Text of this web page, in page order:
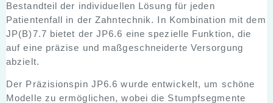
Bestandteil der individuellen Lösung für jeden
Patientenfall in der Zahntechnik. In Kombination mit dem
JP(B)7.7 bietet der JP6.6 eine spezielle Funktion, die
auf eine präzise und maßgeschneiderte Versorgung
abzielt.
Der Präzisionspin JP6.6 wurde entwickelt, um schöne
Modelle zu ermöglichen, wobei die Stumpfsegmente